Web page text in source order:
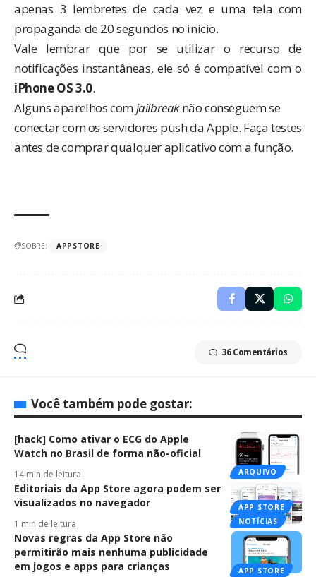
apenas 3 lembretes de cada vez e uma tela com
propaganda de 20 segundos no início.
Vale lembrar que por se utilizar o recurso de
notificações instantâneas, ele só é compatível com o
iPhone OS 3.0.
Alguns aparelhos comjailbreaknão conseguem se
conectar com os servidores push da Apple. Faça testes
antes de comprar qualquer aplicativo com a função.
SOBRE: APPSTORE
36 Comentários
Você também pode gostar:
ARQUIVO
[hack] Como ativar o ECG do Apple
Watch no Brasil de forma não-oficial
14 min de leitura
APP STORE
NOTÍCIAS
Editoriais da App Store agora podem ser
visualizados no navegador
1 min de leitura
APP STORE
Novas regras da App Store não
permitirão mais nenhuma publicidade
em jogos e apps para crianças